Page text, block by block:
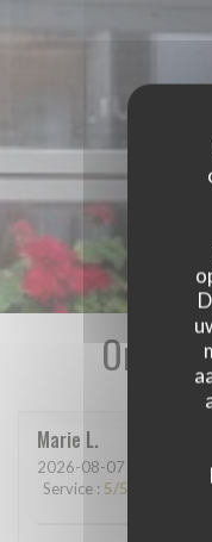
Onze
Marie L
2026-08-07 - 13:15 -
Service : 5/5